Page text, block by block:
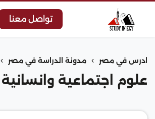
تواصل معنا
ادرس في مصر › مدونة الدراسة في مصر ›
علوم اجتماعية وانسانية